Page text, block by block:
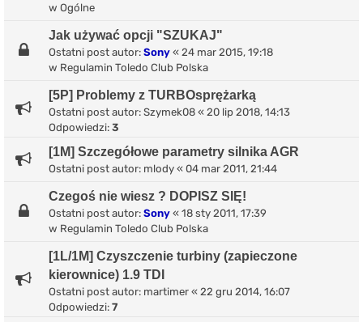
w Ogólne
Jak używać opcji "SZUKAJ"
Ostatni post autor: Sony « 24 mar 2015, 19:18
w Regulamin Toledo Club Polska
[5P] Problemy z TURBOsprężarką
Ostatni post autor: Szymek08 « 20 lip 2018, 14:13
Odpowiedzi: 3
[1M] Szczegółowe parametry silnika AGR
Ostatni post autor: mlody « 04 mar 2011, 21:44
Czegoś nie wiesz ? DOPISZ SIĘ!
Ostatni post autor: Sony « 18 sty 2011, 17:39
w Regulamin Toledo Club Polska
[1L/1M] Czyszczenie turbiny (zapieczone
kierownice) 1.9 TDI
Ostatni post autor: martimer « 22 gru 2014, 16:07
Odpowiedzi: 7